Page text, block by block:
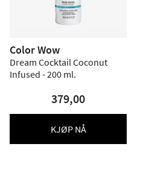
Color Wow
Dream Cocktail Coconut
Infused - 200 ml.
379,00
KJØP NÅ